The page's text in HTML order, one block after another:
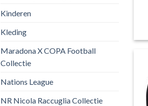
Kinderen
Kleding
Maradona X COPA Football
Collectie
Nations League
NR Nicola Raccuglia Collectie